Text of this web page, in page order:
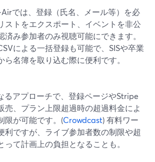
では、登録（氏名、メール等）を必
ストをエクスポート、イベントを非公
済み参加者のみ視聴可能にできます。
による一括登録も可能で、SISや卒業
ら名簿を取り込む際に便利です。
るアプローチで、登録ページやStripe
売、プラン上限超過時の超過料金によ
限が可能です。(Crowdcast) 有料ワー
利ですが、ライブ参加者数の制限や超
って計画上の負担となることも。